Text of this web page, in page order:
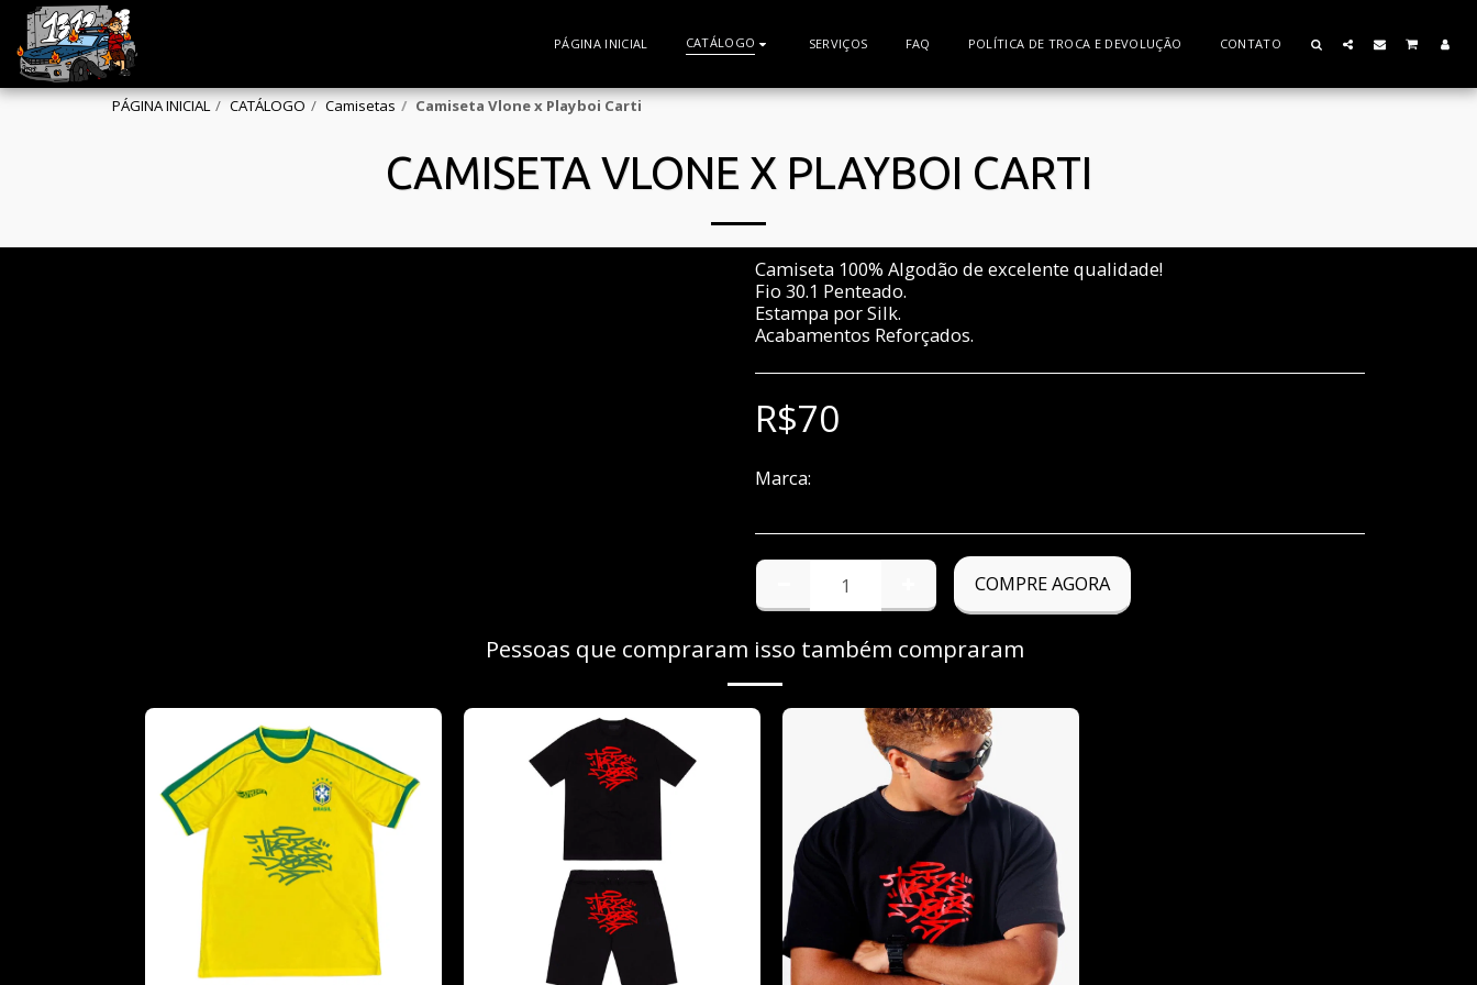
PÁGINA INICIAL CATÁLOGO SERVIÇOS FAQ POLÍTICA DE TROCA E DEVOLUÇÃO CONTATO
PÁGINA INICIAL CATÁLOGO Camisetas Camiseta Vlone x Playboi Carti
CAMISETA VLONE X PLAYBOI CARTI
Camiseta 100% Algodão de excelente qualidade!
Fio 30.1 Penteado.
Estampa por Silk.
Acabamentos Reforçados.
R$70
Marca:
COMPRE AGORA
Pessoas que compraram isso também compraram